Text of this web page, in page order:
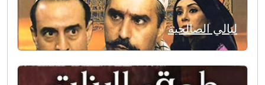
ليالي الصالحية